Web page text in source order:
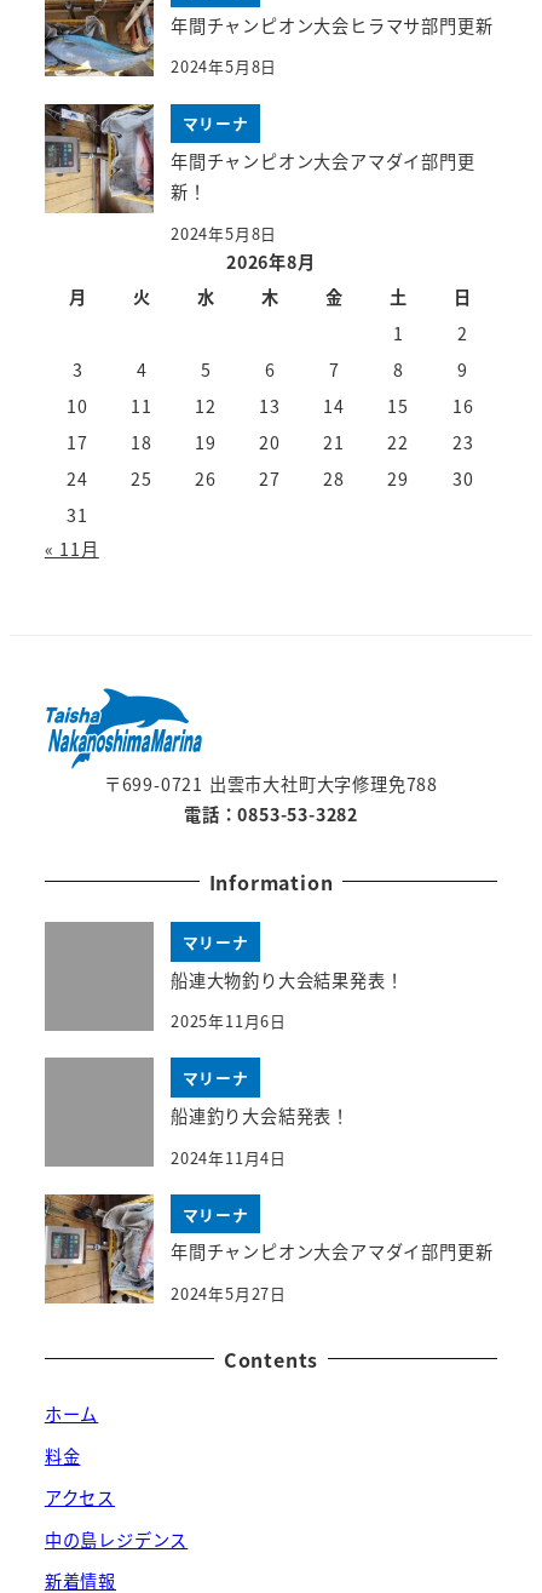
年間チャンピオン大会ヒラマサ部門更新
2024年5月8日
マリーナ
年間チャンピオン大会アマダイ部門更
新！
2024年5月8日
2026年8月
月
火 水 木 金 土
日
1
2
3
4 5 6 7 8
9
10
11 12 13 14 15
16
17
18 19 20 21 22
23
24
25 26 27 28 29
30
31
« 11月
〒699-0721 出雲市大社町大字修理免788
電話：0853-53-3282
Information
マリーナ
船連大物釣り大会結果発表！
2025年11月6日
マリーナ
船連釣り大会結発表！
2024年11月4日
マリーナ
年間チャンピオン大会アマダイ部門更新
2024年5月27日
Contents
ホーム
料金
アクセス
中の島レジデンス
新着情報